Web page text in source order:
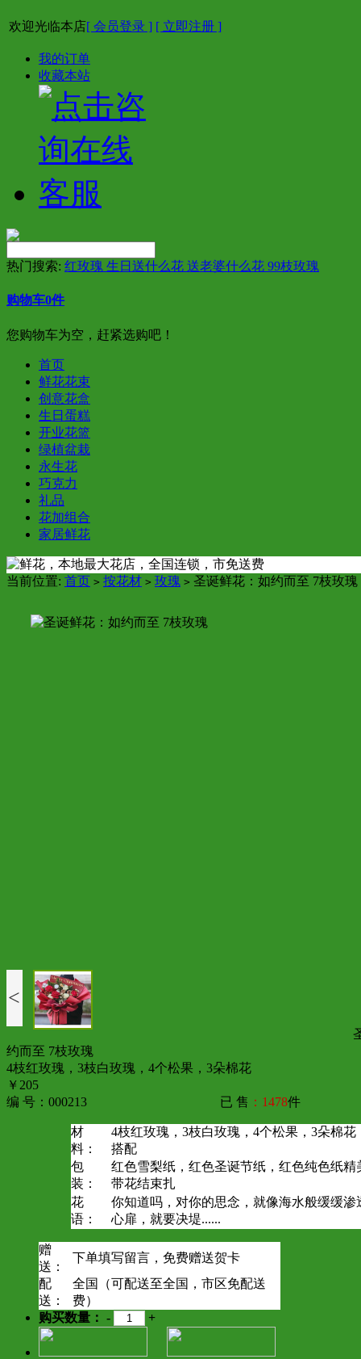
欢迎光临本店[ 会员登录 ] [ 立即注册 ]
我的订单
收藏本站
热门搜索: 红玫瑰 生日送什么花 送老婆什么花 99枝玫瑰
购物车0件
您购物车为空，赶紧选购吧！
首页
鲜花花束
创意花盒
生日蛋糕
开业花篮
绿植盆栽
永生花
巧克力
礼品
花加组合
家居鲜花
当前位置: 首页 > 按花材 > 玫瑰 > 圣诞鲜花：如约而至 7枝玫瑰
<
约而至 7枝玫瑰
4枝红玫瑰，3枝白玫瑰，4个松果，3朵棉花
￥205
编 号：000213
已 售 ：1478件
材
料：
4枝红玫瑰，3枝白玫瑰，4个松果，3朵棉
搭配
包
装：
红色雪梨纸，红色圣诞节纸，红色纯色纸精
带花结束扎
花
语：
你知道吗，对你的思念，就像海水般缓缓渗
心扉，就要决堤......
赠
送：
下单填写留言，免费赠送贺卡
配
送：
全国（可配送至全国，市区免配送
费）
购买数量： - +